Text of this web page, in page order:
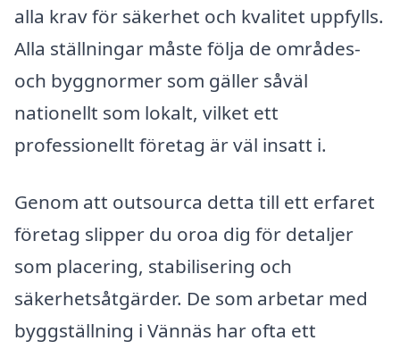
alla krav för säkerhet och kvalitet uppfylls.
Alla ställningar måste följa de områdes-
och byggnormer som gäller såväl
nationellt som lokalt, vilket ett
professionellt företag är väl insatt i.
Genom att outsourca detta till ett erfaret
företag slipper du oroa dig för detaljer
som placering, stabilisering och
säkerhetsåtgärder. De som arbetar med
byggställning i Vännäs har ofta ett